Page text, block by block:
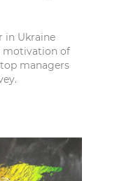
in Ukraine
motivation of
managers